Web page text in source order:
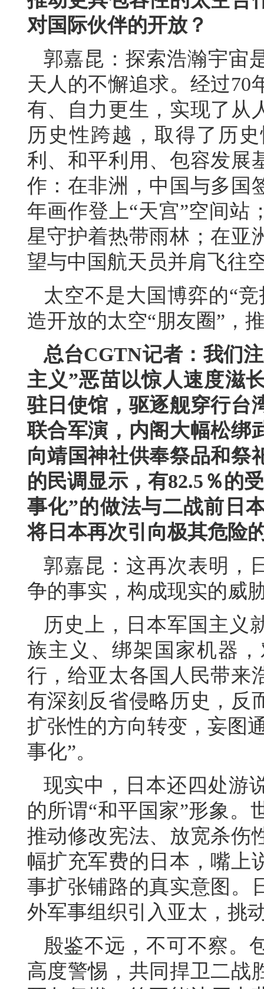
对国际伙伴的开放？
郭嘉昆：探索浩瀚宇宙
天人的不懈追求。经过70
有、自力更生，实现了从
历史性跨越，取得了历
利、和平利用、包容发展
作：在非洲，中国与多国
年画作登上“天宫”空间
星守护着热带雨林；在亚
望与中国航天员并肩飞往
太空不是大国博弈的“
造开放的太空“朋友圈”，
总台CGTN记者：我们
主义”恶苗以惊人速度滋
驻日使馆，驱逐舰穿行台
联合军演，内阁大幅松绑
向靖国神社供奉祭品和祭
的民调显示，有82.5％的
事化”的做法与二战前日
将日本再次引向极其危险
郭嘉昆：这再次表明，
争的事实，构成现实的威
历史上，日本军国主义
族主义、绑架国家机器
行，给亚太各国人民带来
有深刻反省侵略历史，反
扩张性的方向转变，妄图
事化”。
现实中，日本还四处游
的所谓“和平国家”形象。
推动修改宪法、放宽杀伤
幅扩充军费的日本，嘴上
事扩张铺路的真实意图。
外军事组织引入亚太，挑
殷鉴不远，不可不察。
高度警惕，共同捍卫二战